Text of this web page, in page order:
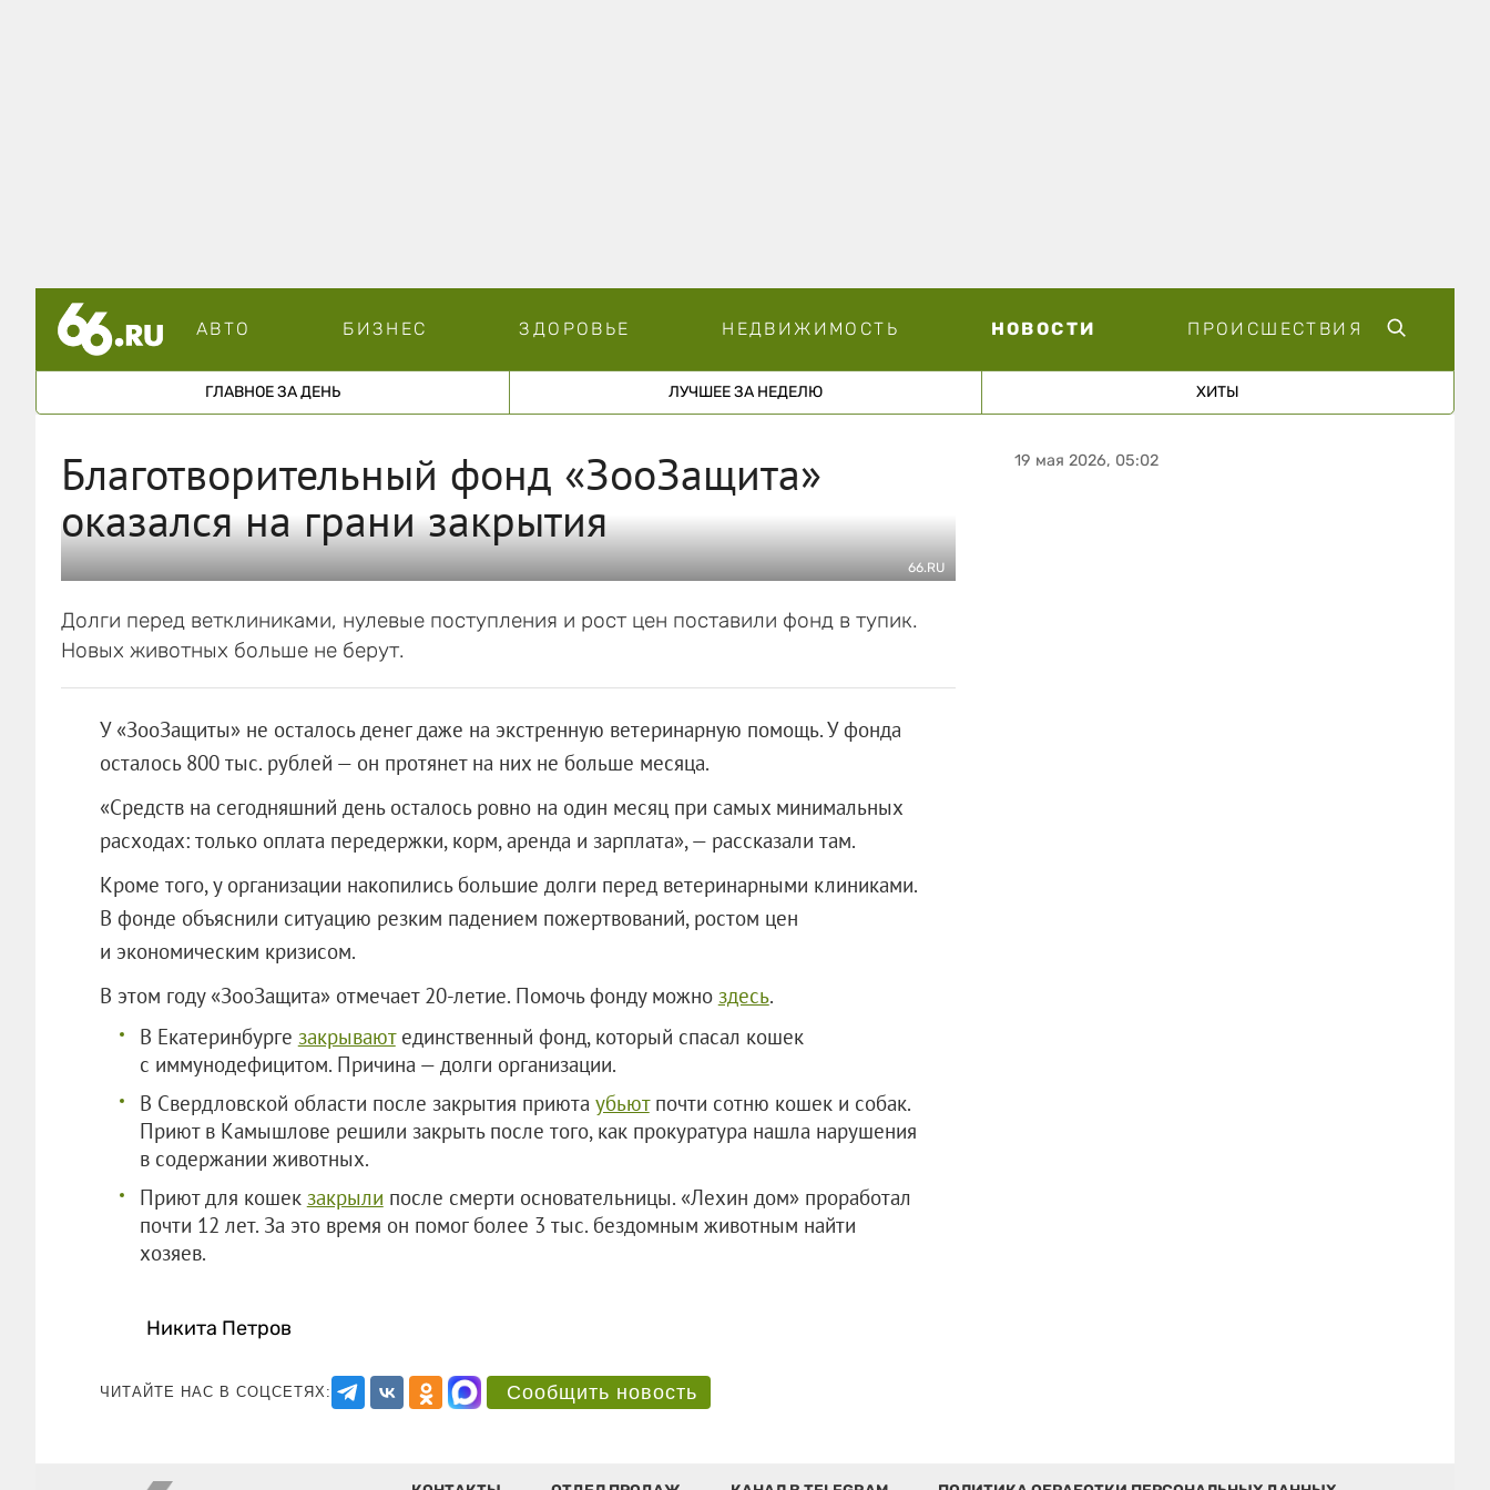
АВТО БИЗНЕС ЗДОРОВЬЕ НЕДВИЖИМОСТЬ НОВОСТИ ПРОИСШЕСТВИЯ
ГЛАВНОЕ ЗА ДЕНЬ ЛУЧШЕЕ ЗА НЕДЕЛЮ ХИТЫ
Благотворительный фонд «ЗооЗащита»
оказался на грани закрытия
66.RU
Долги перед ветклиниками, нулевые поступления и рост цен поставили фонд в тупик.
Новых животных больше не берут.
У «ЗооЗащиты» не осталось денег даже на экстренную ветеринарную помощь. У фонда
осталось 800 тыс. рублей — он протянет на них не больше месяца.
«Средств на сегодняшний день осталось ровно на один месяц при самых минимальных
расходах: только оплата передержки, корм, аренда и зарплата», — рассказали там.
Кроме того, у организации накопились большие долги перед ветеринарными клиниками.
В фонде объяснили ситуацию резким падением пожертвований, ростом цен
и экономическим кризисом.
В этом году «ЗооЗащита» отмечает 20-летие. Помочь фонду можно здесь.
В Екатеринбурге закрываютединственный фонд, который спасал кошек
с иммунодефицитом. Причина — долги организации.
В Свердловской области после закрытия приюта убьютпочти сотню кошек и собак.
Приют в Камышлове решили закрыть после того, как прокуратура нашла нарушения
в содержании животных.
Приют для кошек закрыли после смерти основательницы. «Лехин дом» проработал
почти 12 лет. За это время он помог более 3 тыс. бездомным животным найти
хозяев.
Никита Петров
ЧИТАЙТЕ НАС В СОЦСЕТЯХ: Сообщить новость
19 мая 2026, 05:02